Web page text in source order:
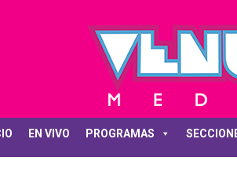
EN VIVO PROGRAMAS